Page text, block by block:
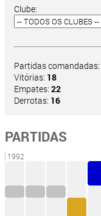
Clube:
Partidas comandadas:
Vitórias: 18
Empates: 22
Derrotas: 16
PARTIDAS
1992